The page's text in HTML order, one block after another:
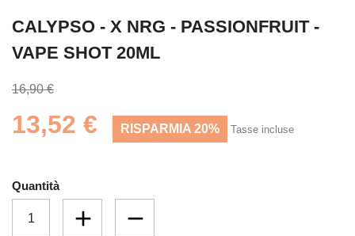
CALYPSO - X NRG - PASSIONFRUIT -
VAPE SHOT 20ML
16,90 €
13,52 € RISPARMIA 20% Tasse incluse
Quantità